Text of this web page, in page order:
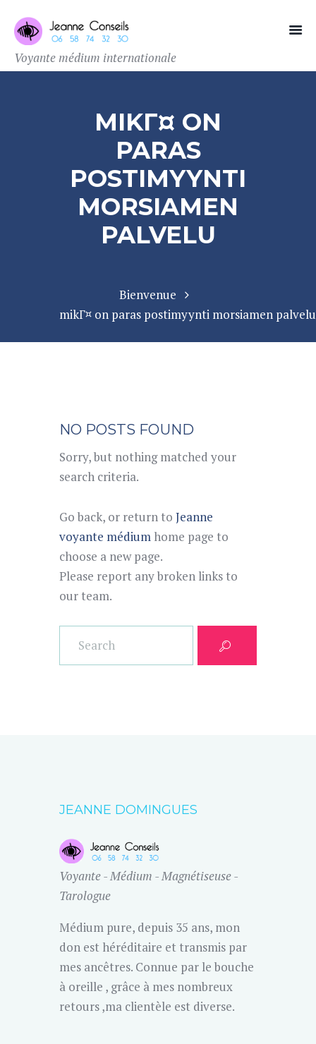
Voyante médium internationale
MIKГ¤ ON
PARAS
POSTIMYYNTI
MORSIAMEN
PALVELU
Bienvenue
mikГ¤ on paras postimyynti morsiamen palvelu
NO POSTS FOUND
Sorry, but nothing matched your
search criteria.
Go back, or return to Jeanne
voyante médium home page to
choose a new page.
Please report any broken links to
our team.
JEANNE DOMINGUES
Voyante - Médium - Magnétiseuse -
Tarologue
Médium pure, depuis 35 ans, mon
don est héréditaire et transmis par
mes ancêtres. Connue par le bouche
à oreille , grâce à mes nombreux
retours ,ma clientèle est diverse.